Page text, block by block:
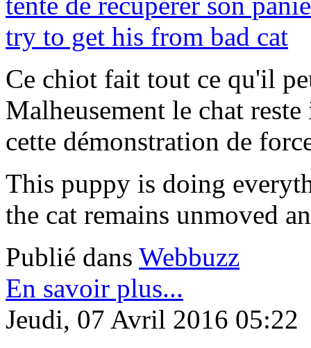
Ce chiot fait tout ce qu'il
Malheusement le chat
cette démonstration de
This puppy is doing
the cat remains unmoved
Publié dans Webbuzz
En savoir plus...
Jeudi, 07 Avril 2016 05:22